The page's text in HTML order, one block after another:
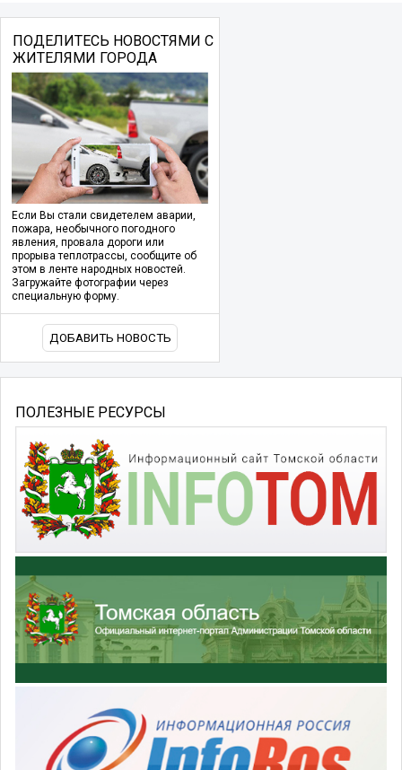
ПОДЕЛИТЕСЬ НОВОСТЯМИ С
ЖИТЕЛЯМИ ГОРОДА
Если Вы стали свидетелем аварии,
пожара, необычного погодного
явления, провала дороги или
прорыва теплотрассы, сообщите об
этом в ленте народных новостей.
Загружайте фотографии через
специальную форму.
ДОБАВИТЬ НОВОСТЬ
ПОЛЕЗНЫЕ РЕСУРСЫ